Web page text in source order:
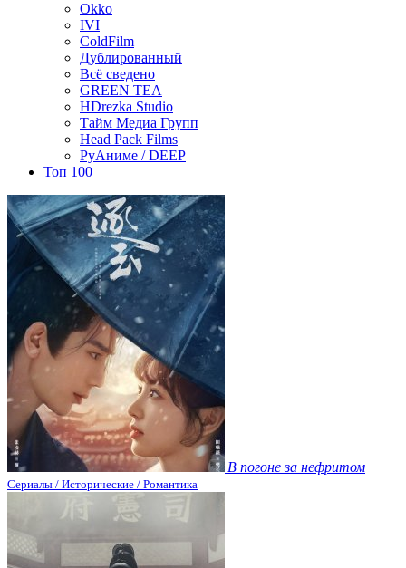
Okko
IVI
ColdFilm
Дублированный
Всё сведено
GREEN TEA
HDrezka Studio
Тайм Медиа Групп
Head Pack Films
РуАниме / DEEP
Топ 100
В погоне за нефритом
Сериалы / Исторические / Романтика